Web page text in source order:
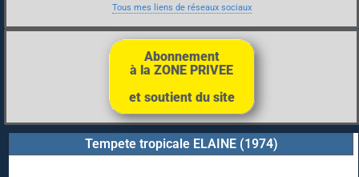
Tous mes liens de réseaux sociaux
Abonnement
à la ZONE PRIVEE
et soutient du site
Tempete tropicale ELAINE (1974)